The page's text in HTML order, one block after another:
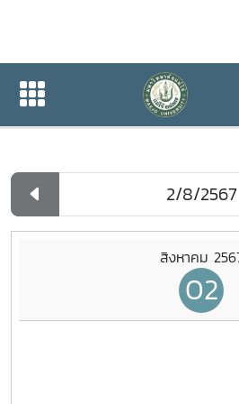
ปฏิทินกิจกรรมของ
ปฏิทินกิจกรรมของหน่วยงาน
สิงหาคม
02